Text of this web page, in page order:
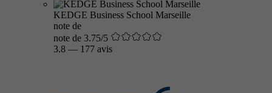
KEDGE Business School Marseille
note de
note de 3.75/5
3.8 — 177 avis